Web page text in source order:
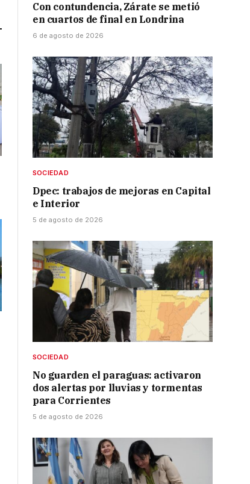
Con contundencia, Zárate se metió
en cuartos de final en Londrina
6 de agosto de 2026
SOCIEDAD
Dpec: trabajos de mejoras en Capital
e Interior
5 de agosto de 2026
SOCIEDAD
No guarden el paraguas: activaron
dos alertas por lluvias y tormentas
para Corrientes
5 de agosto de 2026